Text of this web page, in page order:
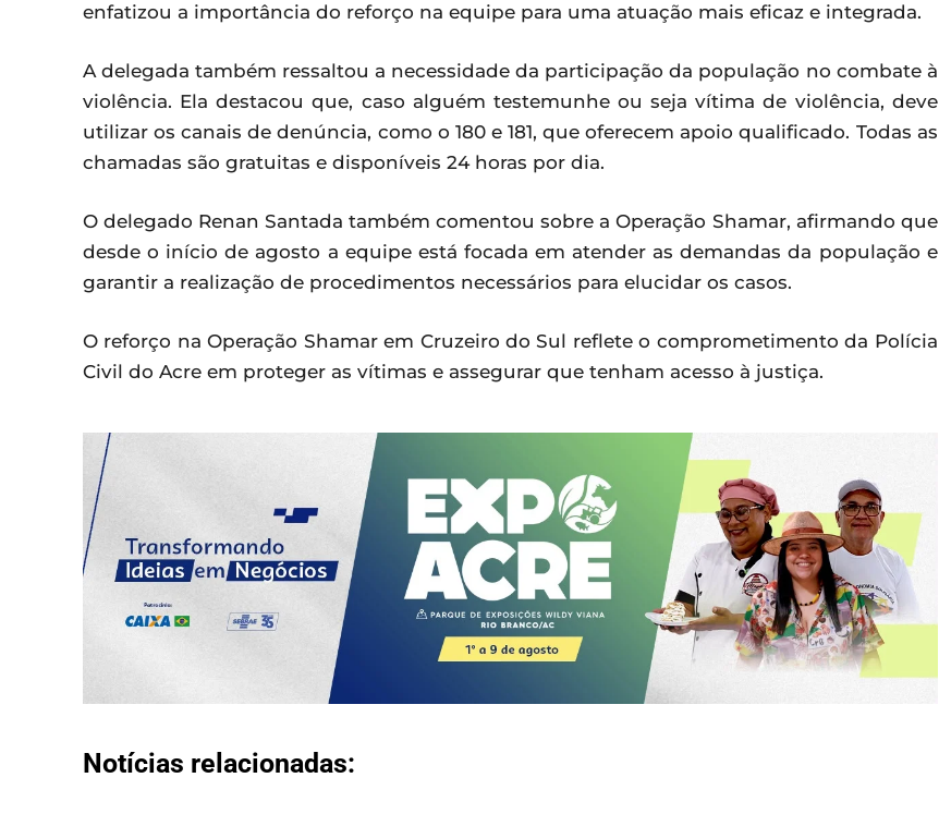
enfatizou a importância do reforço na equipe para uma atuação mais eficaz e integrada.
A delegada também ressaltou a necessidade da participação da população no combate à
violência. Ela destacou que, caso alguém testemunhe ou seja vítima de violência, deve
utilizar os canais de denúncia, como o 180 e 181, que oferecem apoio qualificado. Todas as
chamadas são gratuitas e disponíveis 24 horas por dia.
O delegado Renan Santada também comentou sobre a Operação Shamar, afirmando que
desde o início de agosto a equipe está focada em atender as demandas da população e
garantir a realização de procedimentos necessários para elucidar os casos.
O reforço na Operação Shamar em Cruzeiro do Sul reflete o comprometimento da Polícia
Civil do Acre em proteger as vítimas e assegurar que tenham acesso à justiça.
Notícias relacionadas: